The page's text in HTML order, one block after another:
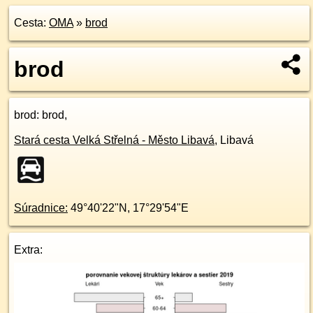
Cesta: OMA» brod
brod
brod: brod,
Stará cesta Velká Střelná - Město Libavá, Libavá
Súradnice: 49°40'22"N , 17°29'54"E
Extra: